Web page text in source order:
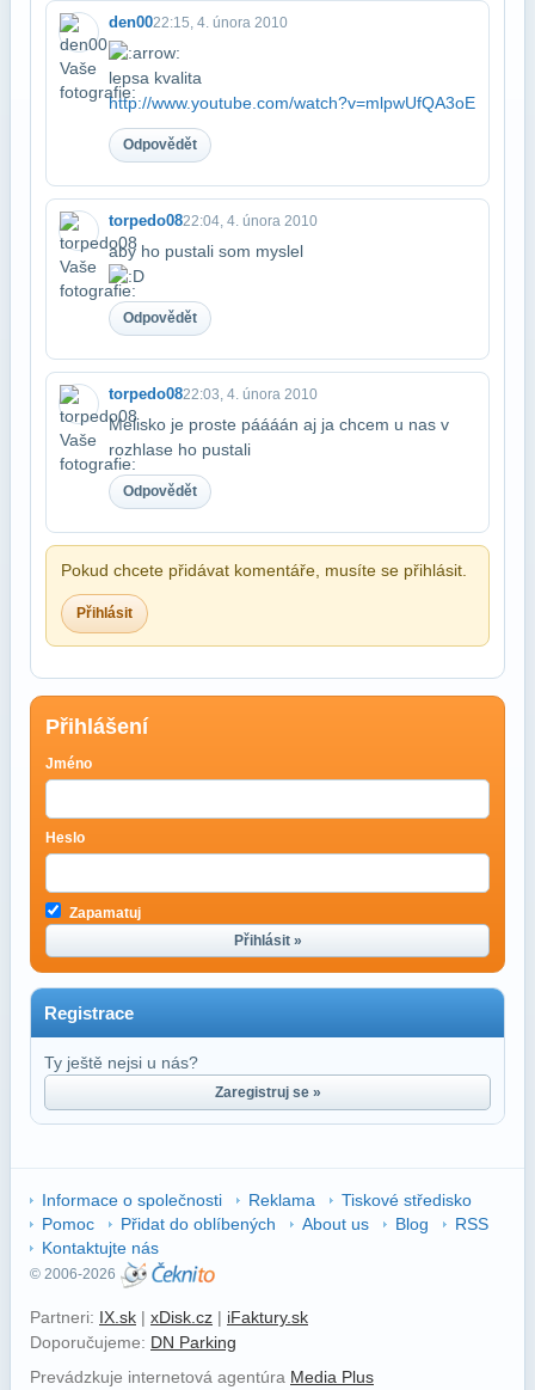
den0022:15, 4. února 2010
lepsa kvalita​
http://www.youtube.com/watch?v=mlpwUfQA3oE
Odpovědět
torpedo0822:04, 4. února 2010
aby ho pustali som myslel
Odpovědět
torpedo0822:03, 4. února 2010
Melisko je proste páááán aj ja chcem u nas v
rozhlase ho pustali
Odpovědět
Pokud chcete přidávat komentáře, musíte se přihlásit.
Přihlásit
Přihlášení
Jméno
Heslo
Zapamatuj
Přihlásit »
Registrace
Ty ještě nejsi u nás?
Zaregistruj se »
Informace o společnosti Reklama
Tiskové středisko
Pomoc
Přidat do oblíbených About us Blog
RSS
Kontaktujte nás
© 2006-2026
Partneri: IX.sk | xDisk.cz | iFaktury.sk
Doporučujeme: DN Parking
Prevádzkuje internetová agentúra Media Plus